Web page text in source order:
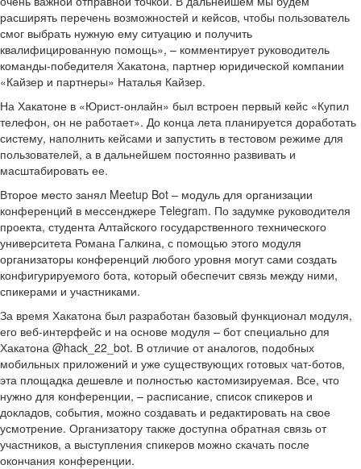
расширять перечень возможностей и кейсов, чтобы пользователь
смог выбрать нужную ему ситуацию и получить
квалифицированную помощь», – комментирует руководитель
команды-победителя Хакатона, партнер юридической компании
«Кайзер и партнеры» Наталья Кайзер.
На Хакатоне в «Юрист-онлайн» был встроен первый кейс «Купил
телефон, он не работает». До конца лета планируется доработать
систему, наполнить кейсами и запустить в тестовом режиме для
пользователей, а в дальнейшем постоянно развивать и
масштабировать ее.
Второе место занял Meetup Bot – модуль для организации
конференций в мессенджере Telegram. По задумке руководителя
проекта, студента Алтайского государственного технического
университета Романа Галкина, с помощью этого модуля
организаторы конференций любого уровня могут сами создать
конфигурируемого бота, который обеспечит связь между ними,
спикерами и участниками.
За время Хакатона был разработан базовый функционал модуля,
его веб-интерфейс и на основе модуля – бот специально для
Хакатона @hack_22_bot. В отличие от аналогов, подобных
мобильных приложений и уже существующих готовых чат-ботов,
эта площадка дешевле и полностью кастомизируемая. Все, что
нужно для конференции, – расписание, список спикеров и
докладов, события, можно создавать и редактировать на свое
усмотрение. Организатору также доступна обратная связь от
участников, а выступления спикеров можно скачать после
окончания конференции.